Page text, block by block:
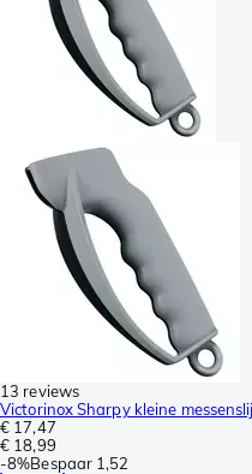
13 reviews
Victorinox Sharpy kleine
€ 17,47
€ 18,99
-8%Bespaar 1,52